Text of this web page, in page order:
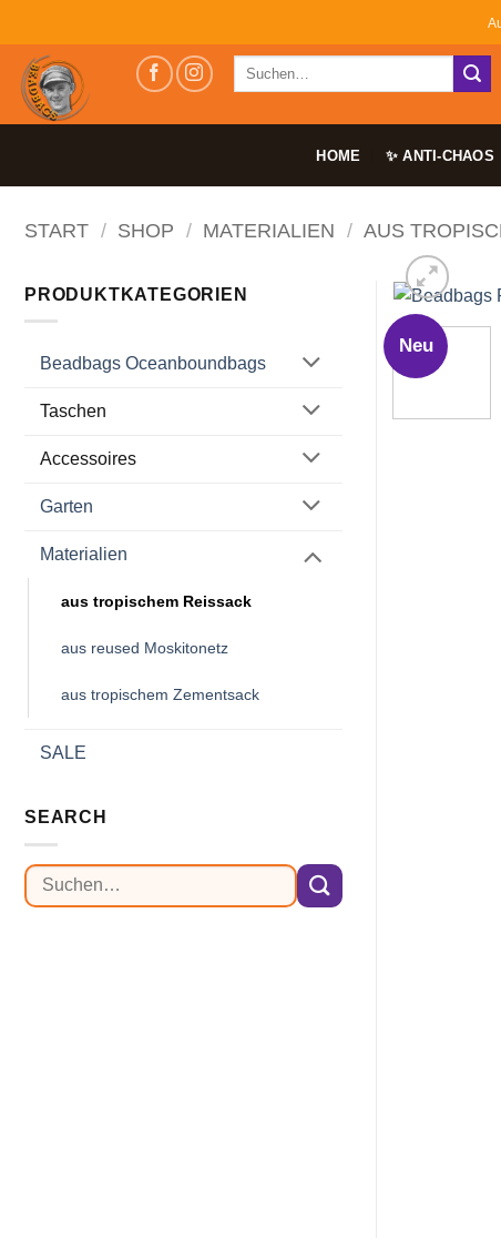
Inhalt
springen
Suchen
HOME ✨ ANTI-CHAOS
START / SHOP / MATERIALIEN / AUS
Neu
PRODUKTKATEGORIEN
Beadbags Oceanboundbags
Taschen
Accessoires
Garten
Materialien
aus tropischem Reissack
aus reused Moskitonetz
aus tropischem Zementsack
SALE
SEARCH
Suchen
nach: